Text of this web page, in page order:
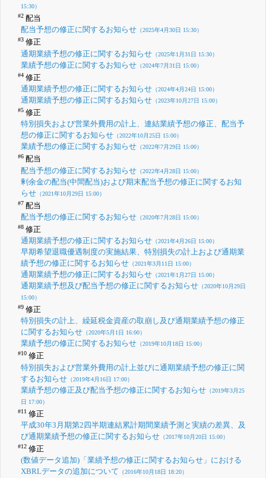
15:30）
#2配当
配当予想の修正に関するお知らせ（2025年4月30日 15:30）
#3修正
通期業績予想の修正に関するお知らせ（2025年1月31日 15:30）
業績予想の修正に関するお知らせ（2024年7月31日 15:00）
#4修正
通期業績予想の修正に関するお知らせ（2024年4月24日 15:00）
通期業績予想の修正に関するお知らせ（2023年10月27日 15:00）
#5修正
特別損失および営業外費用の計上、連結業績予想の修正、配当予
想の修正に関するお知らせ（2022年10月25日 15:00）
業績予想の修正に関するお知らせ（2022年7月29日 15:00）
#6配当
配当予想の修正に関するお知らせ（2022年4月28日 15:00）
剰余金の配当(中間配当)および期末配当予想の修正に関するお知
らせ（2021年10月29日 15:00）
#7 配当
配当予想の修正に関するお知らせ（2020年7月28日 15:00）
#8修正
通期業績予想の修正に関するお知らせ（2021年4月26日 15:00）
早期希望退職優遇制度の実施結果、特別損失の計上および通期業
績予想の修正に関するお知らせ（2021年3月11日 15:00）
通期業績予想の修正に関するお知らせ（2021年1月27日 15:00）
通期業績予想及び配当予想の修正に関するお知らせ（2020年10月29日
15:00）
#9修正
特別損失の計上、繰延税金資産の取崩し及び通期業績予想の修正
に関するお知らせ（2020年5月1日 16:00）
業績予想の修正に関するお知らせ（2019年10月18日 15:00）
#10修正
特別損失および営業外費用の計上並びに通期業績予想の修正に関
するお知らせ（2019年4月16日 17:00）
業績予想の修正及び配当予想の修正に関するお知らせ（2019年3月25
日 17:00）
#11修正
平成30年3月期第2四半期連結累計期間業績予測と実績の差異、及
び通期業績予想の修正に関するお知らせ（2017年10月20日 15:00）
#12修正
(数値データ追加)「業績予想の修正に関するお知らせ」における
XBRLデータの追加について （2016年10月18日 18:20）